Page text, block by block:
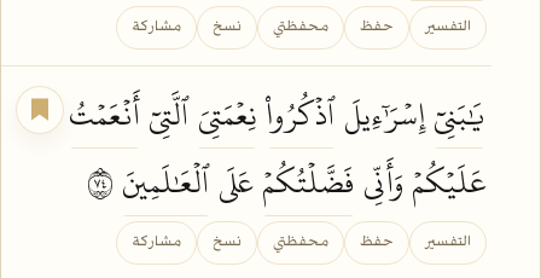
التفسير حفظ محفظتي نسخ مشاركة
يَٰبَنِيٓإِسۡرَٰٓءِيلَٱذۡكُرُواْنِعۡمَتِيَٱلَّتِيٓأَنۡعَمۡتُ
عَلَيۡكُمۡ وَأَنِّي فَضَّلۡتُكُمۡعَلَىٱلۡعَٰلَمِينَ
التفسير حفظ محفظتي نسخ مشاركة